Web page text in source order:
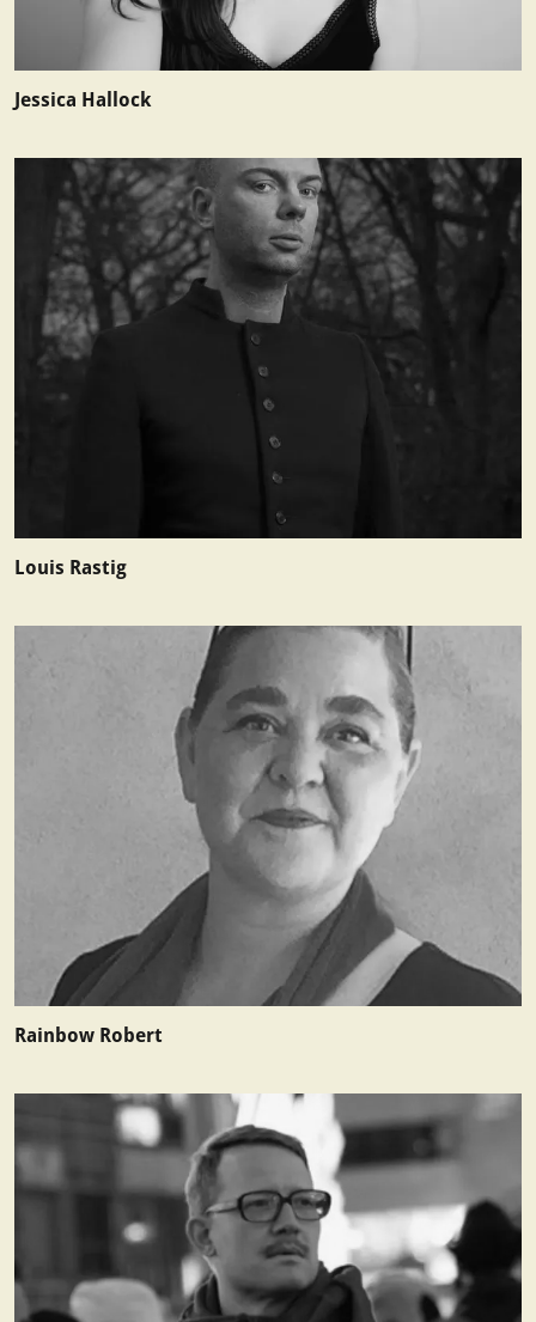
Jessica Hallock
Louis Rastig
Rainbow Robert